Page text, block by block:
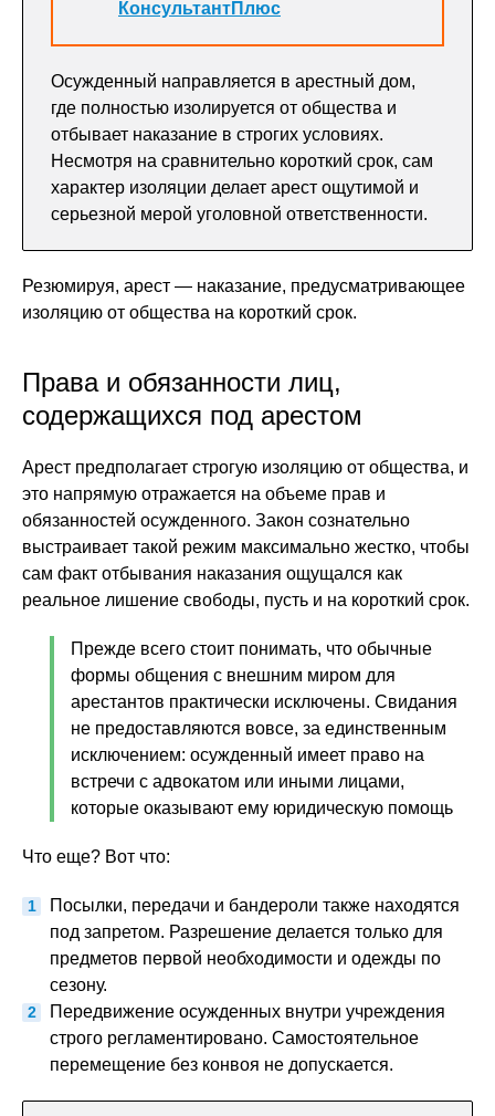
КонсультантПлюс
Осужденный направляется в арестный дом,
где полностью изолируется от общества и
отбывает наказание в строгих условиях.
Несмотря на сравнительно короткий срок, сам
характер изоляции делает арест ощутимой и
серьезной мерой уголовной ответственности.
Резюмируя, арест — наказание, предусматривающее
изоляцию от общества на короткий срок.
Права и обязанности лиц,
содержащихся под арестом
Арест предполагает строгую изоляцию от общества, и
это напрямую отражается на объеме прав и
обязанностей осужденного. Закон сознательно
выстраивает такой режим максимально жестко, чтобы
сам факт отбывания наказания ощущался как
реальное лишение свободы, пусть и на короткий срок.
Прежде всего стоит понимать, что обычные
формы общения с внешним миром для
арестантов практически исключены. Свидания
не предоставляются вовсе, за единственным
исключением: осужденный имеет право на
встречи с адвокатом или иными лицами,
которые оказывают ему юридическую помощь
Что еще? Вот что:
Посылки, передачи и бандероли также находятся
под запретом. Разрешение делается только для
предметов первой необходимости и одежды по
сезону.
Передвижение осужденных внутри учреждения
строго регламентировано. Самостоятельное
перемещение без конвоя не допускается.